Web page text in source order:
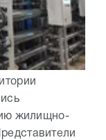
жилищно-